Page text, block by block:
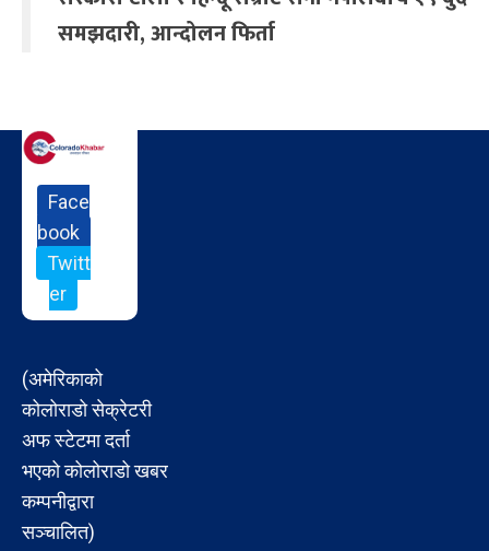
समझदारी, आन्दोलन फिर्ता
Face
book
Twitt
er
(अमेरिकाको
कोलोराडो सेक्रेटरी
अफ स्टेटमा दर्ता
भएको कोलोराडो खबर
कम्पनीद्वारा
सञ्चालित)